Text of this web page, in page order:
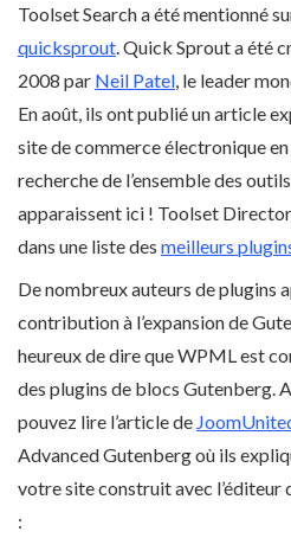
Toolset Search a été mentionné
quicksprout. Quick Sprout a été
2008 par Neil Patel, le leader
En août, ils ont publié un article
site de commerce électronique
recherche de l’ensemble des
apparaissent ici ! Toolset
dans une liste des meilleurs
De nombreux auteurs de plugins
contribution à l’expansion de
heureux de dire que WPML est
des plugins de blocs Gutenberg.
pouvez lire l’article de
Advanced Gutenberg où ils
votre site construit avec
: